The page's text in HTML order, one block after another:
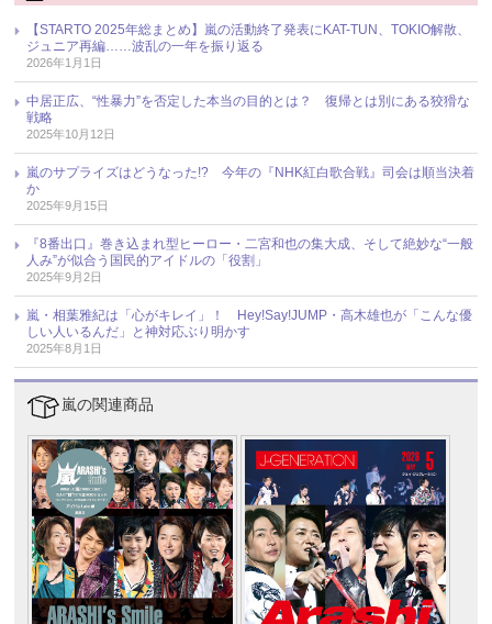
【STARTO 2025年総まとめ】嵐の活動終了発表にKAT-TUN、TOKIO解散、
ジュニア再編……波乱の一年を振り返る
2026年1月1日
中居正広、“性暴力”を否定した本当の目的とは？ 復帰とは別にある狡猾な
戦略
2025年10月12日
嵐のサプライズはどうなった!? 今年の『NHK紅白歌合戦』司会は順当決着
か
2025年9月15日
『8番出口』巻き込まれ型ヒーロー・二宮和也の集大成、そして絶妙な“一般
人み”が似合う国民的アイドルの「役割」
2025年9月2日
嵐・相葉雅紀は「心がキレイ」！ Hey!Say!JUMP・高木雄也が「こんな優
しい人いるんだ」と神対応ぶり明かす
2025年8月1日
嵐の関連商品